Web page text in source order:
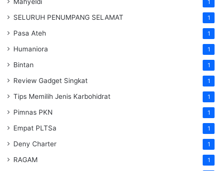
1
SELURUH PENUMPANG SELAMAT 1
Pasa Ateh 1
Humaniora 1
Bintan 1
Review Gadget Singkat 1
Tips Memilih Jenis Karbohidrat 1
Pimnas PKN 1
Empat PLTSa 1
Deny Charter 1
RAGAM 1